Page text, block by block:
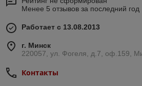
Менее 5 отзывов за последний год
Работает с 13.08.2013
г. Минск
220057, ул. Фогеля, д.7, оф.159,
Контакты